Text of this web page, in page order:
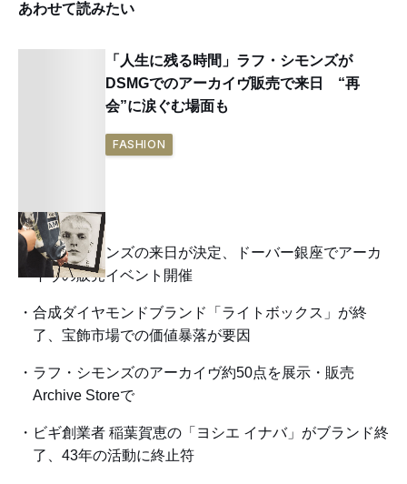
あわせて読みたい
「人生に残る時間」ラフ・シモンズが
DSMGでのアーカイヴ販売で来日 “再
会”に涙ぐむ場面も
FASHION
ラフ・シモンズの来日が決定、ドーバー銀座でアーカ
イヴの販売イベント開催
合成ダイヤモンドブランド「ライトボックス」が終
了、宝飾市場での価値暴落が要因
ラフ・シモンズのアーカイヴ約50点を展示・販売
Archive Storeで
ビギ創業者 稲葉賀恵の「ヨシエ イナバ」がブランド終
了、43年の活動に終止符